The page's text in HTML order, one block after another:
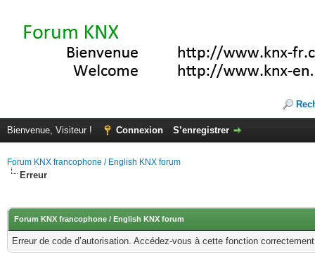
Bienvenue, Visiteur ! Connexion S’enregistrer
Forum KNX francophone / English KNX forum
Erreur
Forum KNX francophone / English KNX forum
Erreur de code d’autorisation. Accédez-vous à cette fonction